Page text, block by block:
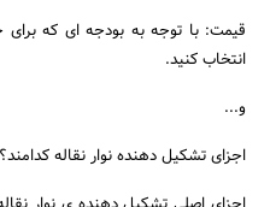
قیمت: با توجه به بودجه ای که برای
انتخاب کنید.
و...
اجزای تشکیل دهنده نوار نقاله کدامند؟